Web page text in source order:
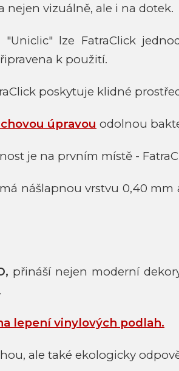
nejen vizuálně, ale i na dotek.
lze FatraClick
k použití.
poskytuje klidné
úpravou odolnou
je na prvním místě -
nášlapnou vrstvu 0,40 mm
přináší nejen moderní
lepení vinylových podlah.
ale také ekologicky